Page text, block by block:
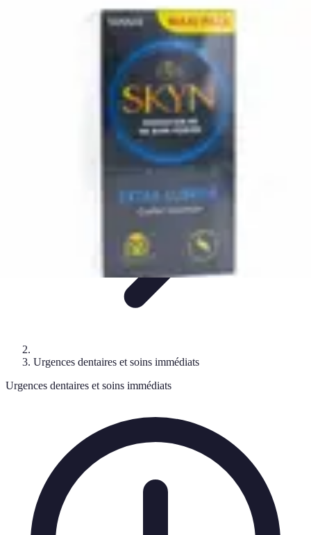
Service Urgence Dentaires
Médicaments et DouleursSoins ImmédiatsUrgences
Sports et Santé Dentaire
Service Urgence Dentaires
Urgences dentaires et soins immédiats
Urgences dentaires et soins immédiats